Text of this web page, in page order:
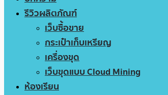
รีวิวผลิตภัณฑ์
เว็บซื้อขาย
กระเป๋าเก็บเหรียญ
เครื่องขุด
เว็บขุดแบบ Cloud Mining
ห้องเรียน